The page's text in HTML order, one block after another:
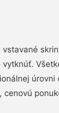
vstavané
vytknúť.
úrovni
cenovú